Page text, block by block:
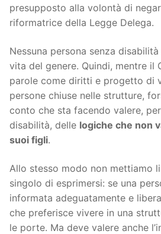
presupposto alla volontà di
riformatrice della Legge Delega.
Nessuna persona senza
vita del genere. Quindi, mentre il
parole come diritti e progetto di
persone chiuse nelle strutture,
conto che sta facendo valere,
disabilità, delle logiche che non
suoi figli.
Allo stesso modo non mettiamo
singolo di esprimersi: se una
informata adeguatamente e
che preferisce vivere in una
le porte. Ma deve valere anche